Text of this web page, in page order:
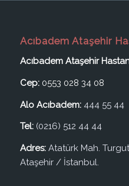
Acıbadem Ataşehir
Acıbadem Ataşehir
Cep: 0553 028 34 08
Alo Acıbadem:444 55 44
Tel:(0216) 512 44 44
Adres:Atatürk Mah. Turgut
Ataşehir / İstanbul.